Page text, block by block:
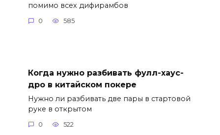
помимо всех дифирамбов
0 585
Когда нужно разбивать фулл-хаус-
дро в китайском покере
Нужно ли разбивать две пары в стартовой
руке в открытом
0 522